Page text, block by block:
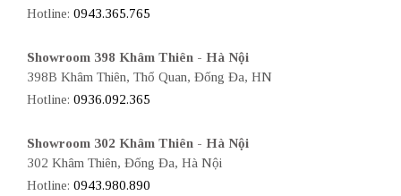
Hotline: 0943.365.765
Showroom 398 Khâm Thiên - Hà Nội
398B Khâm Thiên, Thổ Quan, Đống Đa, HN
Hotline: 0936.092.365
Showroom 302 Khâm Thiên - Hà Nội
302 Khâm Thiên, Đống Đa, Hà Nội
Hotline: 0943.980.890